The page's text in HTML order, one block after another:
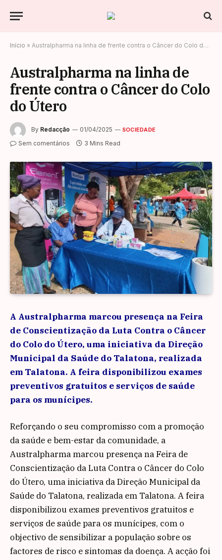
Início » Australpharma na linha de frente contra o Câncer do Colo do Útero
Australpharma na linha de
frente contra o Câncer do Colo
do Útero
By Redacção 01/04/2025 SOCIEDADE
Sem comentários 3 Mins Read
A Australpharma marcou presença na Feira
de Conscientização da Luta Contra o Câncer
do Colo do Útero, uma iniciativa da Direção
Municipal da Saúde do Talatona, realizada
em Talatona. A feira disponibilizou exames
preventivos gratuitos e serviços de saúde
para os munícipes.
Reforçando o seu compromisso com a promoção
da saúde e bem-estar da comunidade, a
Australpharma marcou presença na Feira de
Conscientização da Luta Contra o Câncer do Colo
do Útero, uma iniciativa da Direção Municipal da
Saúde do Talatona, realizada em Talatona. A feira
disponibilizou exames preventivos gratuitos e
serviços de saúde para os munícipes, com o
objectivo de sensibilizar a população sobre os
factores de risco e sintomas da doença. A acção foi